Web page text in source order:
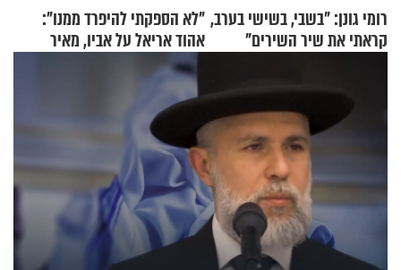
רומי גונן: "בשבי, בשישי בערב,
קראתי את שיר השירים"
"לא הספקתי להיפרד ממנו":
אהוד אריאל על אביו, מאיר
אריאל ז"ל